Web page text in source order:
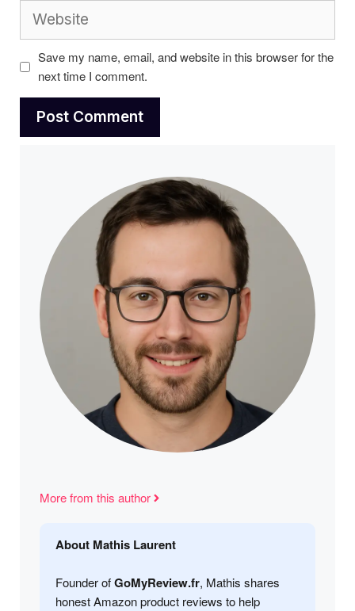
Save my name, email, and website in this browser for the
next time I comment.
More from this author
About Mathis Laurent
Founder ofGoMyReview.fr, Mathis shares
honest Amazon product reviews to help